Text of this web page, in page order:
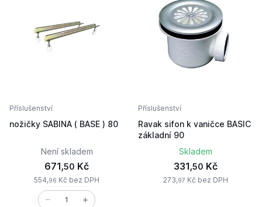
Příslušenství
nožičky SABINA ( BASE ) 80
Není skladem
671,50 Kč
554,96 Kč bez DPH
Příslušenství
Ravak sifon k vaničce BASIC
základní 90
Skladem
331,50 Kč
273,97 Kč bez DPH